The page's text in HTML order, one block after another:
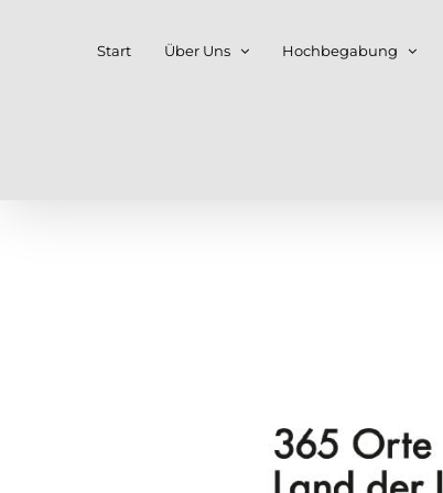
Start Über Uns Hochbegabung